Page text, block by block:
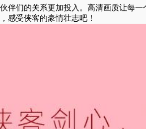
伴们的关系更加投入。高清画质让每
感受侠客的豪情壮志吧！